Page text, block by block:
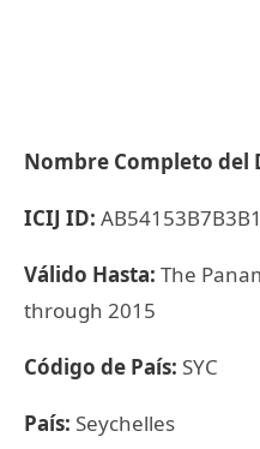
Nombre Completo del
ICIJ ID:
Válido Hasta: The
through 2015
Código de País: SYC
País: Seychelles